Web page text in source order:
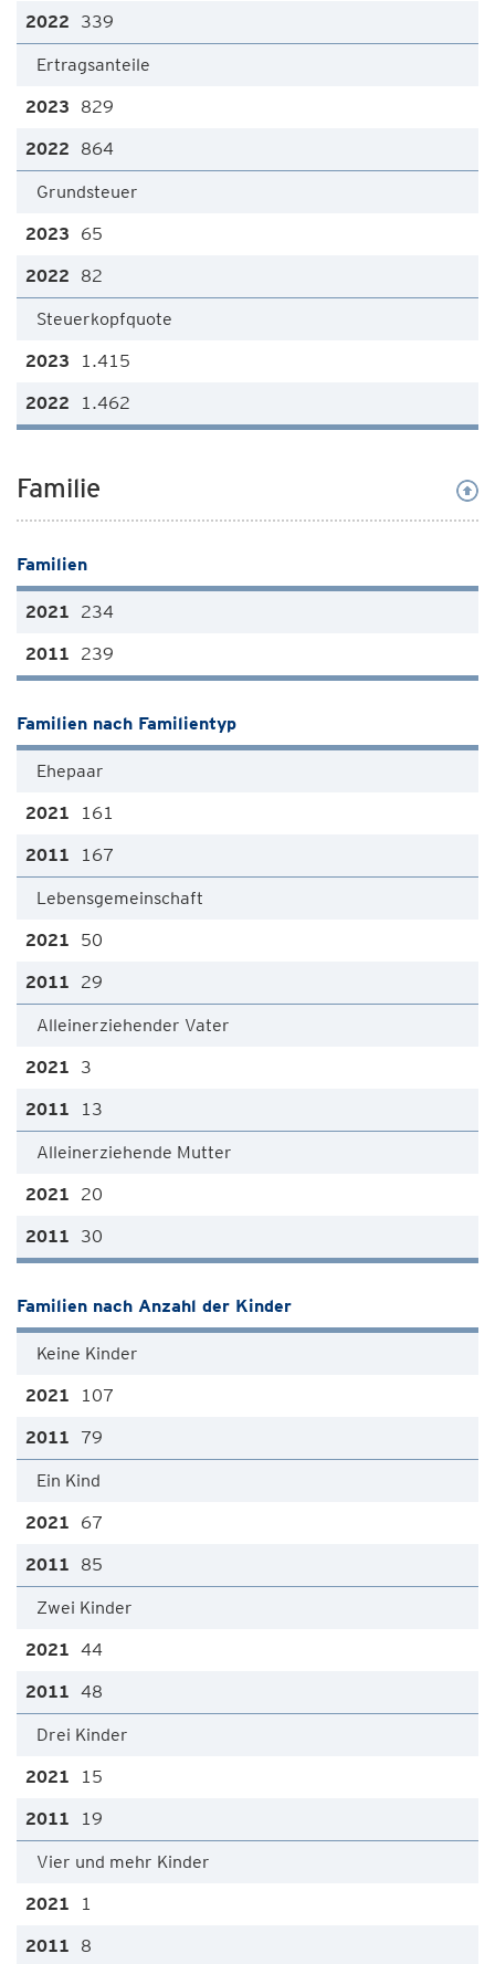
339
Ertragsanteile
829
864
Grundsteuer
65
82
Steuerkopfquote
1.415
1.462
Familie
Familien
234
239
Familien nach Familientyp
Ehepaar
161
167
Lebensgemeinschaft
50
29
Alleinerziehender Vater
3
13
Alleinerziehende Mutter
20
30
Familien nach Anzahl der Kinder
Keine Kinder
107
79
Ein Kind
67
85
Zwei Kinder
44
48
Drei Kinder
15
19
Vier und mehr Kinder
1
8